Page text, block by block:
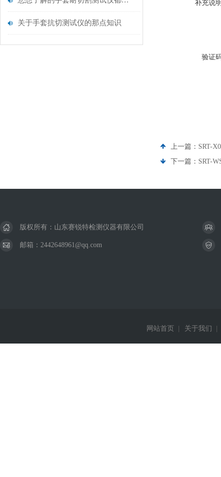
关于手套抗切测试仪的那点知识
补充说
验证
上一篇： SRT-
下一篇： SRT-
版权所有：山东赛锐特检测仪器有限公司
邮箱：2442648961@qq.com
网站首页 关于我们